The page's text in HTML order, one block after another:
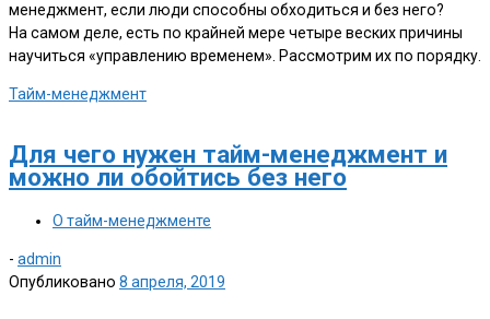
менеджмент, если люди способны обходиться и без него?
На самом деле, есть по крайней мере четыре веских причины
научиться «управлению временем». Рассмотрим их по порядку.
Тайм-менеджмент
Для чего нужен тайм-менеджмент и
можно ли обойтись без него
О тайм-менеджменте
- admin
Опубликовано 8 апреля, 2019